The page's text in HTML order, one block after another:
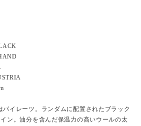
パイレーツ。ランダムに配置されたブラック
ン。油分を含んだ保温力の高いウールの太